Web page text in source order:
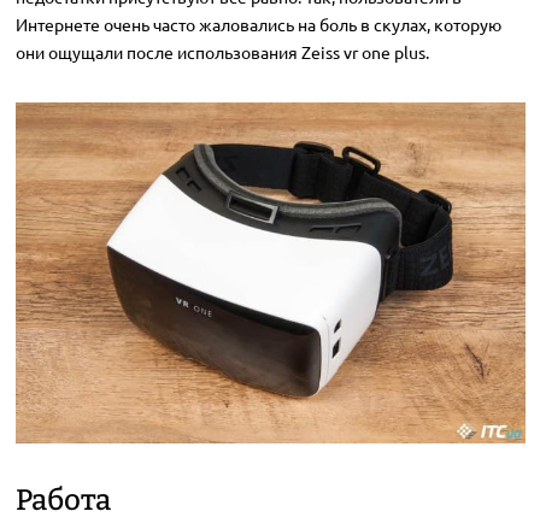
Интернете очень часто жаловались на боль в скулах, которую
они ощущали после использования Zeiss vr one plus.
Работа